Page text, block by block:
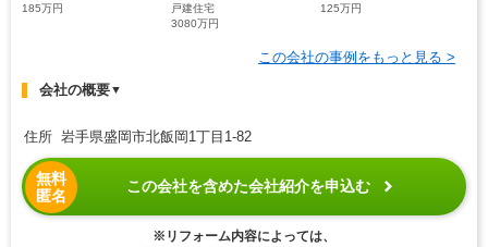
185万円
戸建住宅
3080万円
125万円
この会社の事例をもっと見る >
会社の概要▼
住所 岩手県盛岡市北飯岡1丁目1-82
無料
匿名
この会社を含めた会社紹介を申込む
※リフォーム内容によっては、